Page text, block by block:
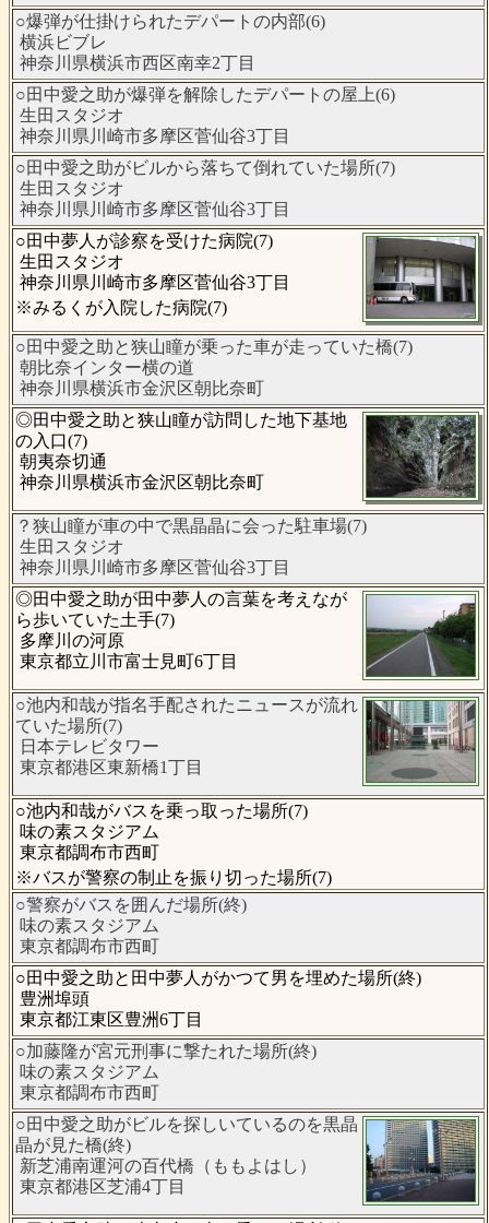
○爆弾が仕掛けられたデパートの内部(6)
横浜ビブレ
神奈川県横浜市西区南幸2丁目
○田中愛之助が爆弾を解除したデパートの屋上(6)
生田スタジオ
神奈川県川崎市多摩区菅仙谷3丁目
○田中愛之助がビルから落ちて倒れていた場所(7)
生田スタジオ
神奈川県川崎市多摩区菅仙谷3丁目
○田中夢人が診察を受けた病院(7)
生田スタジオ
神奈川県川崎市多摩区菅仙谷3丁目
※みるくが入院した病院(7)
○田中愛之助と狭山瞳が乗った車が走っていた橋(7)
朝比奈インター横の道
神奈川県横浜市金沢区朝比奈町
◎田中愛之助と狭山瞳が訪問した地下基地
の入口(7)
朝夷奈切通
神奈川県横浜市金沢区朝比奈町
？狭山瞳が車の中で黒晶晶に会った駐車場(7)
生田スタジオ
神奈川県川崎市多摩区菅仙谷3丁目
◎田中愛之助が田中夢人の言葉を考えなが
ら歩いていた土手(7)
多摩川の河原
東京都立川市富士見町6丁目
○池内和哉が指名手配されたニュースが流れ
ていた場所(7)
日本テレビタワー
東京都港区東新橋1丁目
○池内和哉がバスを乗っ取った場所(7)
味の素スタジアム
東京都調布市西町
※バスが警察の制止を振り切った場所(7)
○警察がバスを囲んだ場所(終)
味の素スタジアム
東京都調布市西町
○田中愛之助と田中夢人がかつて男を埋めた場所(終)
豊洲埠頭
東京都江東区豊洲6丁目
○加藤隆が宮元刑事に撃たれた場所(終)
味の素スタジアム
東京都調布市西町
○田中愛之助がビルを探しいているのを黒晶
晶が見た橋(終)
新芝浦南運河の百代橋（ももよはし）
東京都港区芝浦4丁目